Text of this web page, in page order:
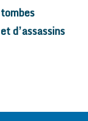
d’assassins